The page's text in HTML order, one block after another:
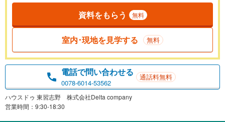
資料をもらう 無料
室内･現地を見学する 無料
電話で問い合わせる
0078-6014-53562
通話料無料
ハウスドゥ 東習志野 株式会社Delta company
営業時間：9:30-18:30